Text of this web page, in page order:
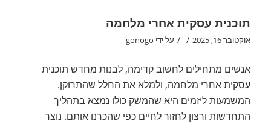
תוכנית עסקית אחרי מלחמה
אוקטובר 16, 2025 /
/ על ידי gonogo
אנשים מתחילים לחשוב קדימה, לבנות מחדש תוכנית
עסקית אחרי מלחמה, ולמלא את החלל שהתרוקן.
המשמעות ליזמים היא שהמשק כולו נמצא בתהליך
התחדשות ורצון לחזור לחיים כפי שהכרנו אותם. נוצר